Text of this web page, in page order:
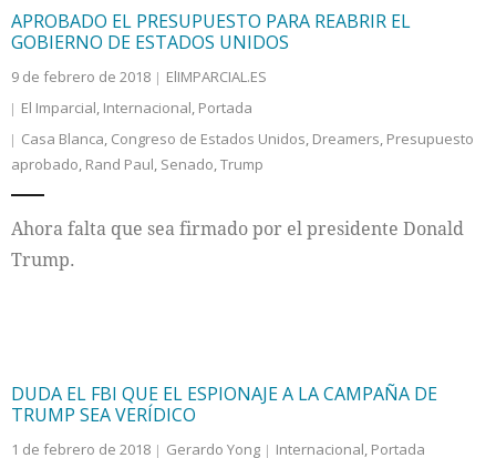
APROBADO EL PRESUPUESTO PARA REABRIR EL
GOBIERNO DE ESTADOS UNIDOS
9 de febrero de 2018
ElIMPARCIAL.ES
El Imparcial, Internacional, Portada
Casa Blanca, Congreso de Estados Unidos, Dreamers, Presupuesto
aprobado, Rand Paul, Senado,Trump
Ahora falta que sea firmado por el presidente Donald
Trump.
DUDA EL FBI QUE EL ESPIONAJE A LA CAMPAÑA DE
TRUMP SEA VERÍDICO
1 de febrero de 2018 Gerardo Yong Internacional, Portada